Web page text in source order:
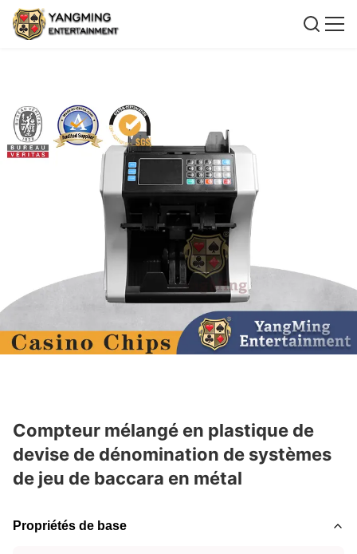
Compteur mélangé en plastique de
devise de dénomination de systèmes
de jeu de baccara en métal
Propriétés de base